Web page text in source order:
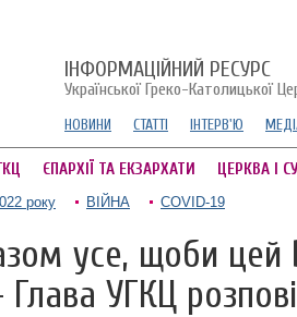
ІНФОРМАЦІЙНИЙ РЕСУРС
Української Греко-Католицької
НОВИНИ СТАТТІ ІНТЕРВ'Ю
ЄПАРХІЇ ТА ЕКЗАРХАТИ ЦЕРКВА І
року ВІЙНА COVID-19
усе, щоби цей
Глава УГКЦ